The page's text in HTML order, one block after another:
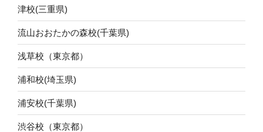
津校(三重県)
流山おおたかの森校(千葉県)
浅草校（東京都）
浦和校(埼玉県)
浦安校(千葉県)
渋谷校（東京都）